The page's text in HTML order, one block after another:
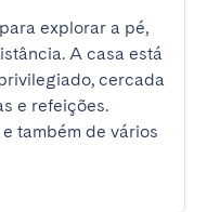
explorar a pé,
A casa está
cercada
e refeições.
também de vários